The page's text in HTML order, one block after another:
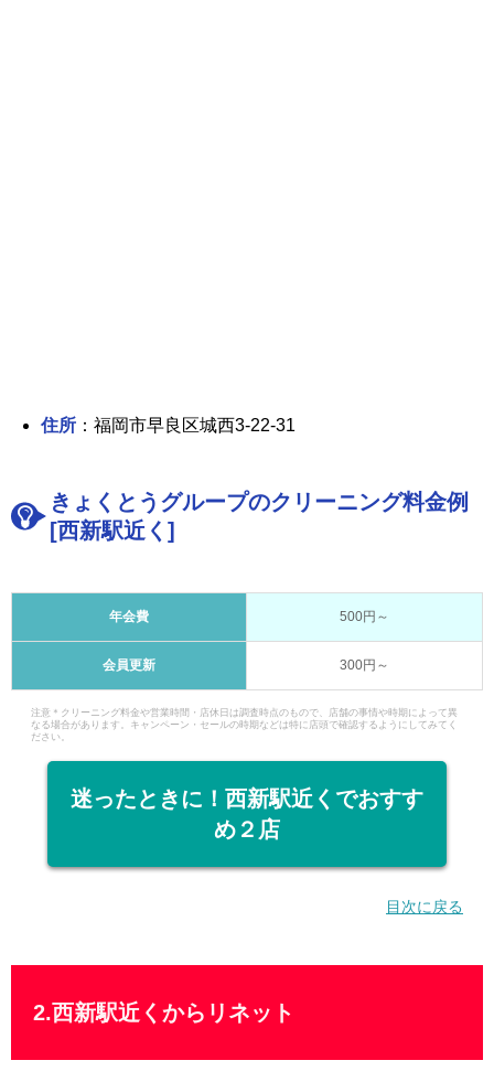
住所 ：福岡市早良区城西3-22-31
きょくとうグループのクリーニング料金例
[西新駅近く]
年会費 500円～
会員更新 300円～
注意＊クリーニング料金や営業時間・店休日は調査時点のもので、店舗の事情や時期によって異
なる場合があります。キャンペーン・セールの時期などは特に店頭で確認するようにしてみてく
ださい。
迷ったときに！西新駅近くでおすす
め２店
目次に戻る
2.西新駅近くからリネット